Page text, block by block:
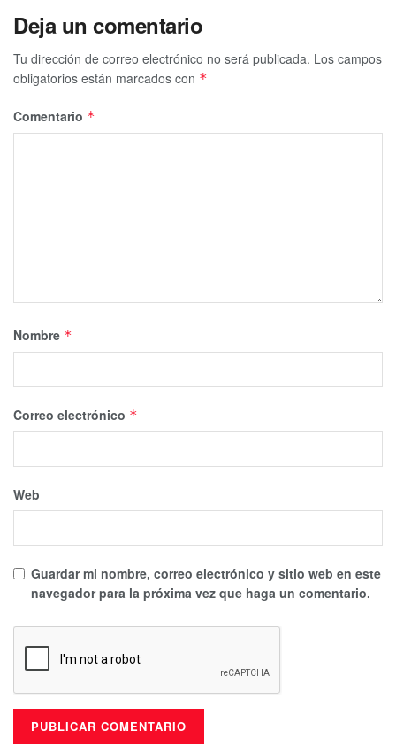
Deja un comentario
Tu dirección de correo electrónico no será publicada. Los campos
obligatorios están marcados con *
Comentario *
Nombre *
Correo electrónico *
Web
Guardar mi nombre, correo electrónico y sitio web en este
navegador para la próxima vez que haga un comentario.